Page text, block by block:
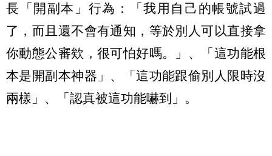
長「開副本」行為：「我用自己的帳號試過
了，而且還不會有通知，等於別人可以直接拿
你動態公審欸，很可怕好嗎。」、「這功能根
本是開副本神器」、「這功能跟偷別人限時沒
兩樣」、「認真被這功能嚇到」。